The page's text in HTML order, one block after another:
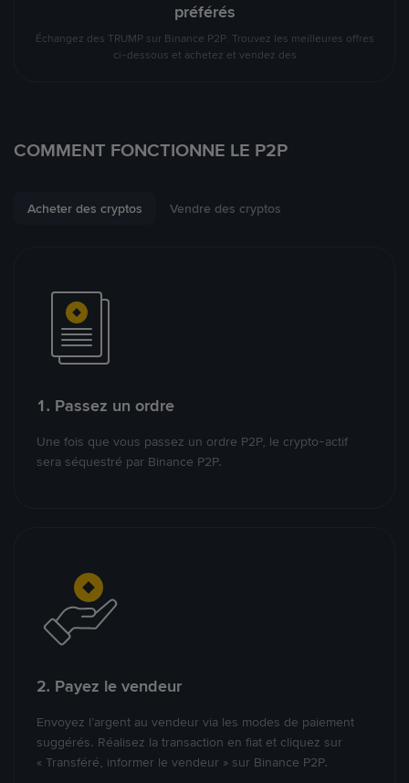
préférés
Échangez des TRUMP sur Binance P2P. Trouvez les meilleures offres
ci-dessous et achetez et vendez des
COMMENT FONCTIONNE LE P2P
Acheter des cryptos Vendre des cryptos
1. Passez un ordre
Une fois que vous passez un ordre P2P, le crypto-actif
sera séquestré par Binance P2P.
2. Payez le vendeur
Envoyez l’argent au vendeur via les modes de paiement
suggérés. Réalisez la transaction en fiat et cliquez sur
« Transféré, informer le vendeur » sur Binance P2P.